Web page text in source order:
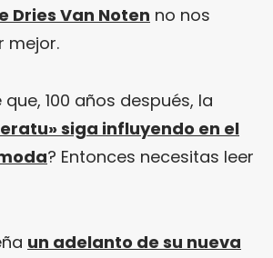
Dries Van Noten no nos
mejor.
100 años después, la
siga influyendo en el
? Entonces necesitas leer
un adelanto de su nueva